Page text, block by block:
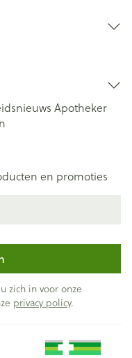
Apotheker
en promoties
zich in voor onze
privacy policy.